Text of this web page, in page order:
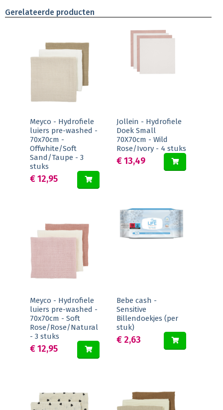
Gerelateerde producten
Meyco - Hydrofiele
luiers pre-washed -
70x70cm -
Offwhite/Soft
Sand/Taupe - 3
stuks
€ 12,95
Jollein - Hydrofiele
Doek Small
70X70cm - Wild
Rose/Ivory - 4 stuks
€ 13,49
Meyco - Hydrofiele
luiers pre-washed -
70x70cm - Soft
Rose/Rose/Natural
- 3 stuks
€ 12,95
Bebe cash -
Sensitive
Billendoekjes (per
stuk)
€ 2,63